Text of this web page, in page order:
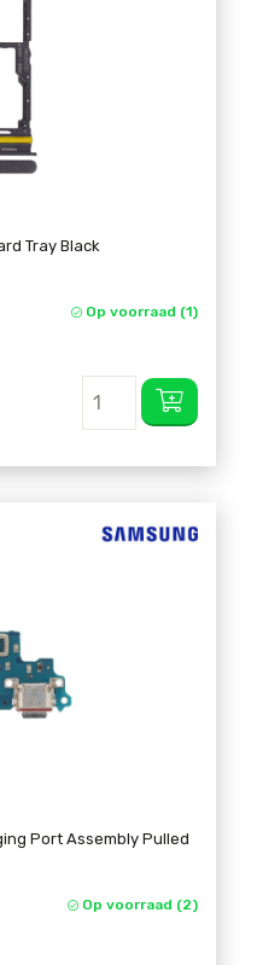
Tray Black
Op voorraad (1)
Port Assembly Pulled
Op voorraad (2)